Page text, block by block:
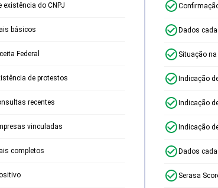
existência do CNPJ
básicos
Federal
de protestos
recentes
vinculadas
completos
Dados
Situação na
Indicação
Indicação
Indicação
Dados
Serasa